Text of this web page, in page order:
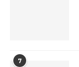
7